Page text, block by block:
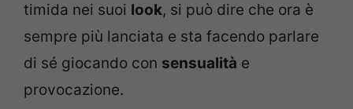
timida nei suoi look, si può dire che ora è
sempre più lanciata e sta facendo parlare
di sé giocando con sensualità e
provocazione.